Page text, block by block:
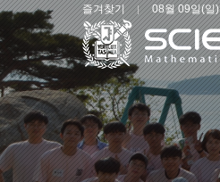
즐겨찾기 08월 09일(일)